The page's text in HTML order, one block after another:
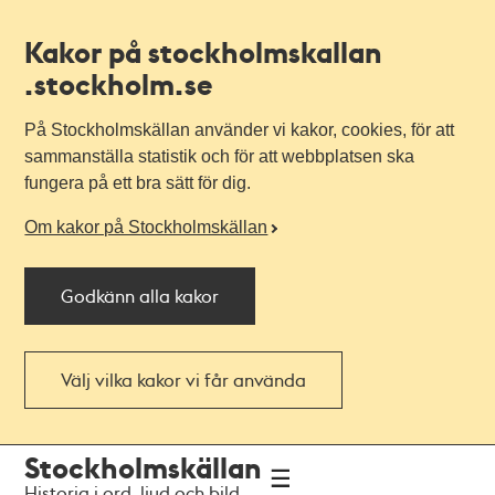
Kakor på stockholmskallan
.stockholm.se
På Stockholmskällan använder vi kakor, cookies, för att
sammanställa statistik och för att webbplatsen ska
fungera på ett bra sätt för dig.
Om kakor på Stockholmskällan
Godkänn alla kakor
Välj vilka kakor vi får använda
navigationen
huvudinnehållet
Stockholmskällan